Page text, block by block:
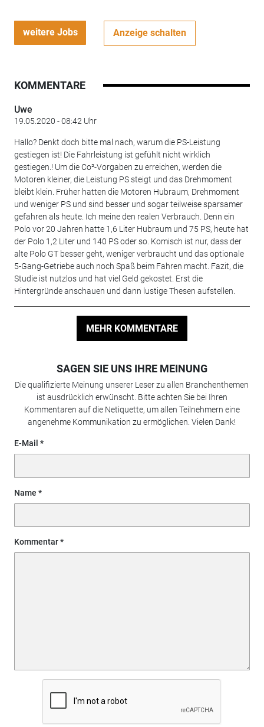
weitere Jobs Anzeige schalten
KOMMENTARE
Uwe
19.05.2020 - 08:42 Uhr
Hallo? Denkt doch bitte mal nach, warum die PS-Leistung
gestiegen ist! Die Fahrleistung ist gefühlt nicht wirklich
gestiegen.! Um die Co²-Vorgaben zu erreichen, werden die
Motoren kleiner, die Leistung PS steigt und das Drehmoment
bleibt klein. Früher hatten die Motoren Hubraum, Drehmoment
und weniger PS und sind besser und sogar teilweise sparsamer
gefahren als heute. Ich meine den realen Verbrauch. Denn ein
Polo vor 20 Jahren hatte 1,6 Liter Hubraum und 75 PS, heute hat
der Polo 1,2 Liter und 140 PS oder so. Komisch ist nur, dass der
alte Polo GT besser geht, weniger verbraucht und das optionale
5-Gang-Getriebe auch noch Spaß beim Fahren macht. Fazit, die
Studie ist nutzlos und hat viel Geld gekostet. Erst die
Hintergründe anschauen und dann lustige Thesen aufstellen.
MEHR KOMMENTARE
SAGEN SIE UNS IHRE MEINUNG
Die qualifizierte Meinung unserer Leser zu allen Branchenthemen
ist ausdrücklich erwünscht. Bitte achten Sie bei Ihren
Kommentaren auf die Netiquette, um allen Teilnehmern eine
angenehme Kommunikation zu ermöglichen. Vielen Dank!
E-Mail
Name
Kommentar